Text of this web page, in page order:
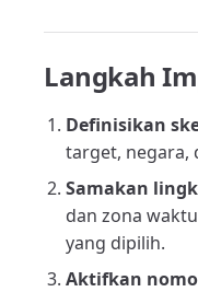
Langkah
Definisikan
target, negara,
Samakan
dan zona
yang dipilih.
Aktifkan